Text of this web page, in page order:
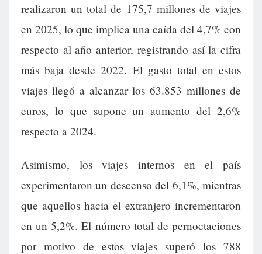
realizaron un total de 175,7 millones de viajes
en 2025, lo que implica una caída del 4,7% con
respecto al año anterior, registrando así la cifra
más baja desde 2022. El gasto total en estos
viajes llegó a alcanzar los 63.853 millones de
euros, lo que supone un aumento del 2,6%
respecto a 2024.
Asimismo, los viajes internos en el país
experimentaron un descenso del 6,1%, mientras
que aquellos hacia el extranjero incrementaron
en un 5,2%. El número total de pernoctaciones
por motivo de estos viajes superó los 788